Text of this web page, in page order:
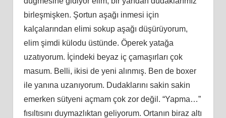
birleşmişken. Şortun aşağı inmesi için
kalçalarından elimi sokup aşağı düşürüyorum,
elim şimdi külodu üstünde. Öperek yatağa
uzatıyorum. İçindeki beyaz iç çamaşırları çok
masum. Belli, ikisi de yeni alınmış. Ben de boxer
ile yanına uzanıyorum. Dudaklarını sakin sakin
emerken sütyeni açmam çok zor değil. “Yapma…”
fısıltısını duymazlıktan geliyorum. Ortanın biraz altı